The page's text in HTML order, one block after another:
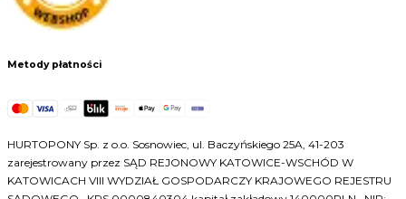
Metody płatności
HURTOPONY Sp. z o.o. Sosnowiec, ul. Baczyńskiego 25A, 41-203
zarejestrowany przez SĄD REJONOWY KATOWICE-WSCHÓD W
KATOWICACH VIII WYDZIAŁ GOSPODARCZY KRAJOWEGO REJESTRU